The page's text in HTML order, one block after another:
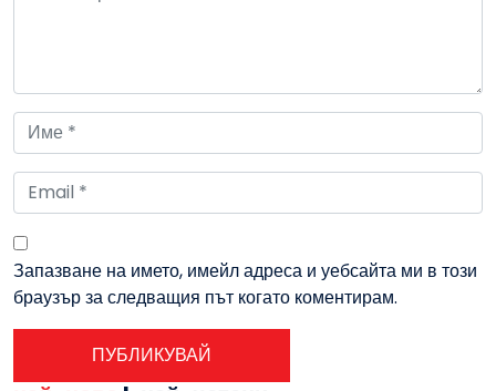
Запазване на името, имейл адреса и уебсайта ми в този
браузър за следващия път когато коментирам.